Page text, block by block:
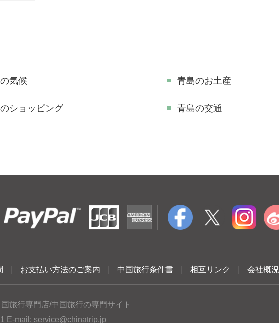
気候 青島のお土産
ショッピング 青島の交通
お支払い方法のご案内 中国旅行条件書 相互リンク 会社概況
旅行専門店/中国旅行の専門サイト
E-mail: service@chinatrip.jp